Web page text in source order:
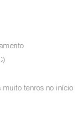
muito tenros no início